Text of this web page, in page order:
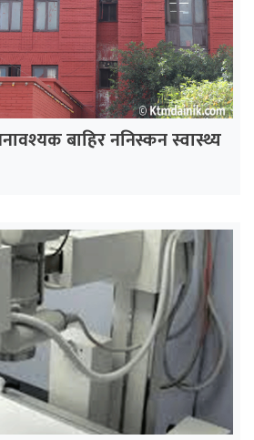
बाहिर ननिस्कन स्वास्थ्य